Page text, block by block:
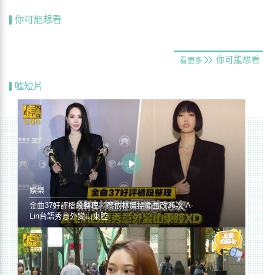
你可能想看
看更多 你可能想看
噓短片
娛樂
金曲37好評橋段整理／蔡依林遭控編曲改36次 A-
Lin台語秀意外變山東腔